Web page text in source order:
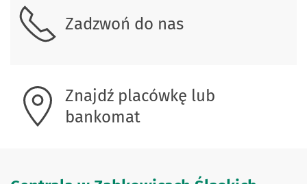
Zadzwoń do nas
Znajdź placówkę lub
bankomat